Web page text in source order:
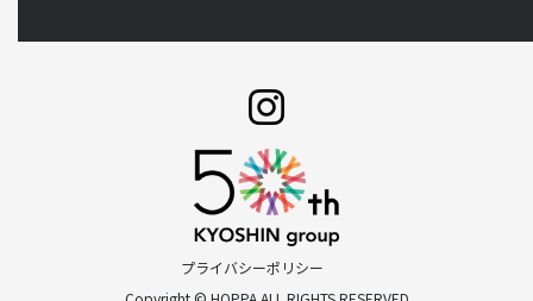
プライバシーポリシー